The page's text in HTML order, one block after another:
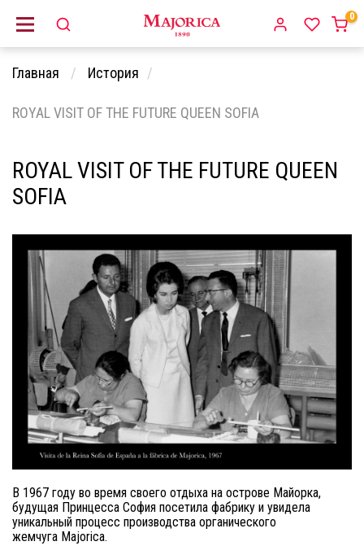
0
Главная История
ROYAL VISIT OF THE FUTURE QUEEN SOFIA
ROYAL VISIT OF THE FUTURE QUEEN
SOFIA
В 1967 году во время своего отдыха на острове Майорка,
будущая Принцесса София посетила фабрику и увидела
уникальный процесс производства органического
жемчуга Majorica.